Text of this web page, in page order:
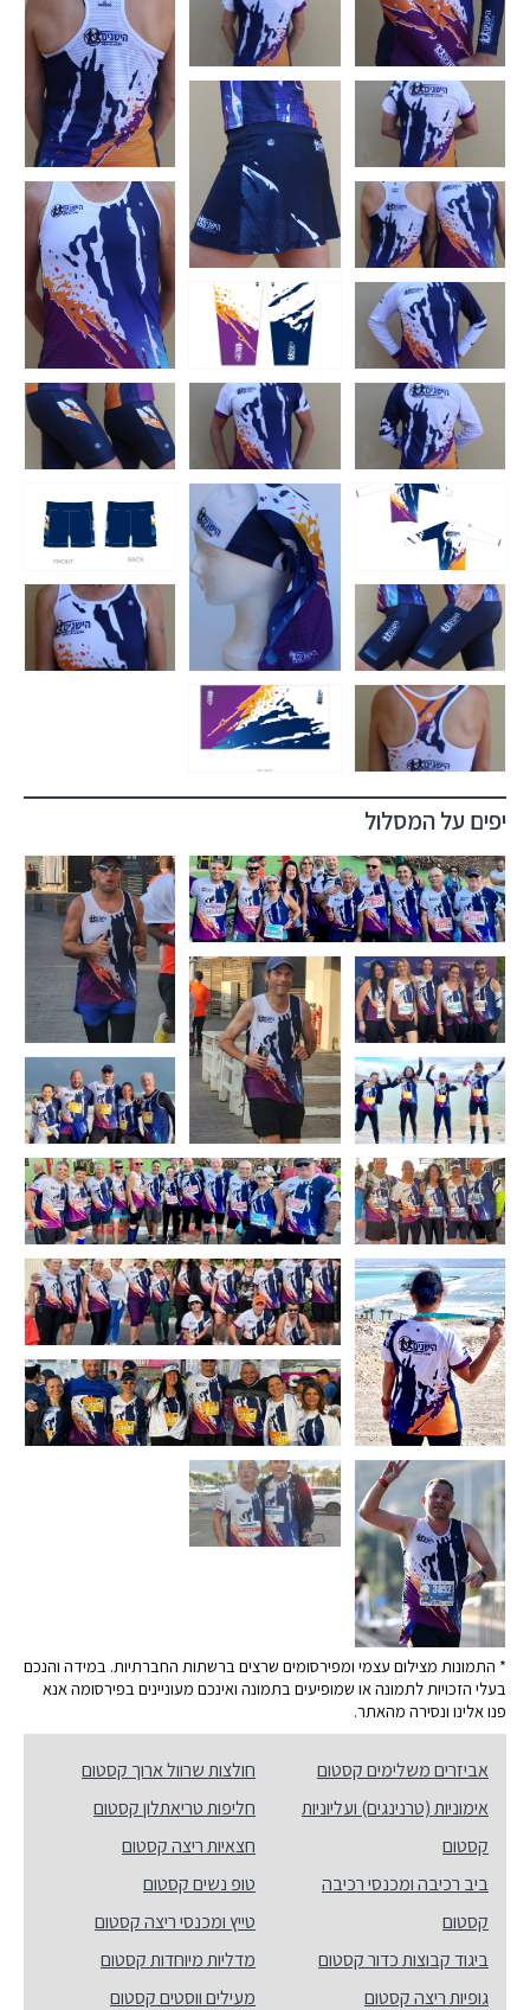
יפים על המסלול
* התמונות מצילום עצמי ומפירסומים שרצים ברשתות החברתיות. במידה והנכם
בעלי הזכויות לתמונה או שמופיעים בתמונה ואינכם מעוניינים בפירסומה אנא
פנו אלינו ונסירה מהאתר.
אביזרים משלימים קסטום
אימוניות (טרנינגים) ועליוניות
קסטום
ביב רכיבה ומכנסי רכיבה
קסטום
ביגוד קבוצות כדור קסטום
גופיות ריצה קסטום
חולצות שרוול ארוך קסטום
חליפות טריאתלון קסטום
חצאיות ריצה קסטום
טופ נשים קסטום
טייץ ומכנסי ריצה קסטום
מדליות מיוחדות קסטום
מעילים ווסטים קסטום